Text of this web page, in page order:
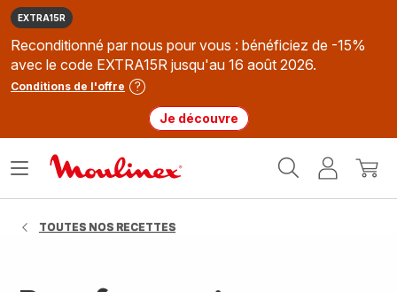
EXTRA15R
Reconditionné par nous pour vous : bénéficiez de -15%
avec le code EXTRA15R jusqu'au 16 août 2026.
Conditions de l'offre
Je découvre
MonMon
Ouvrir
TOUTES NOS RECETTES